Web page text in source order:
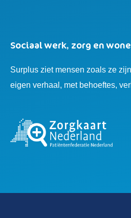
Sociaal werk, zorg en
Surplus ziet mensen zoals ze
eigen verhaal, met behoeftes,